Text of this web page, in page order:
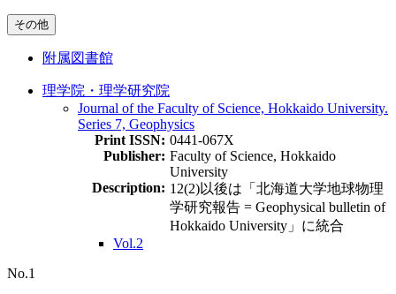
その他
附属図書館
理学院・理学研究院
Journal of the Faculty of Science, Hokkaido University.
Series 7, Geophysics
Print ISSN: 0441-067X
Publisher: Faculty of Science, Hokkaido
University
Description: 12(2)以後は「北海道大学地球物理
学研究報告 = Geophysical bulletin of
Hokkaido University」に統合
Vol.2
No.1